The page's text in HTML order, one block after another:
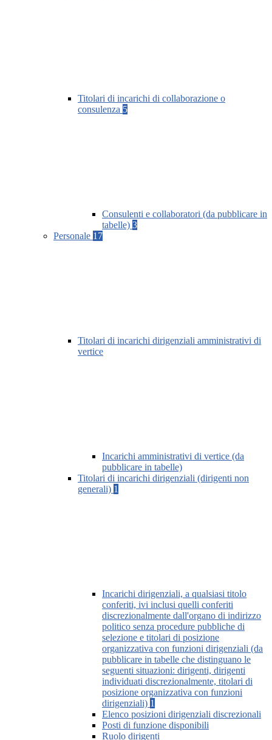
Titolari di incarichi di collaborazione o
consulenza 5
Consulenti e collaboratori (da pubblicare in
tabelle) 3
Personale 17
Titolari di incarichi dirigenziali amministrativi di
vertice
Incarichi amministrativi di vertice (da
pubblicare in tabelle)
Titolari di incarichi dirigenziali (dirigenti non
generali) 1
Incarichi dirigenziali, a qualsiasi titolo
conferiti, ivi inclusi quelli conferiti
discrezionalmente dall'organo di indirizzo
politico senza procedure pubbliche di
selezione e titolari di posizione
organizzativa con funzioni dirigenziali (da
pubblicare in tabelle che distinguano le
seguenti situazioni: dirigenti, dirigenti
individuati discrezionalmente, titolari di
posizione organizzativa con funzioni
dirigenziali) 1
Elenco posizioni dirigenziali discrezionali
Posti di funzione disponibili
Ruolo dirigenti